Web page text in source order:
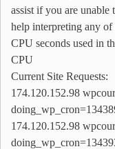
assist if you are unable
help interpreting any
CPU seconds used in
CPU
Current Site Requests:
174.120.152.98
174.120.152.98